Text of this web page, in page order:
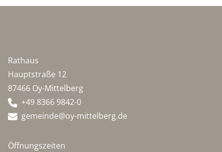
Rathaus
Hauptstraße 12
87466 Oy-Mittelberg
+49 8366 9842-0
gemeinde@oy-mittelberg.de
Öffnungszeiten